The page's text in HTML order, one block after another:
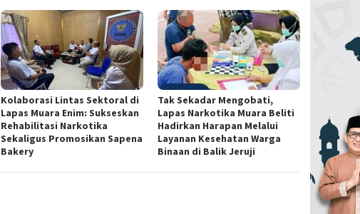
Kolaborasi Lintas Sektoral di
Lapas Muara Enim: Sukseskan
Rehabilitasi Narkotika
Sekaligus Promosikan Sapena
Bakery
Tak Sekadar Mengobati,
Lapas Narkotika Muara Beliti
Hadirkan Harapan Melalui
Layanan Kesehatan Warga
Binaan di Balik Jeruji